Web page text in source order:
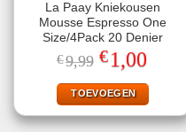
La Paay Kniekousen
Mousse Espresso One
Size/4Pack 20 Denier
€9,99 Oorspronkelijke
prijs
was:
€9,99.
€1,00
is:
€1,00.
TOEVOEGEN